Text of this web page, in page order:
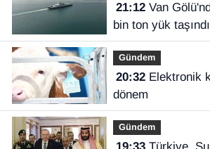
21:12Van Gölü'nde geçen yıl 530
bin ton yük taşındı
Gündem
20:32Elektronik küpede yeni
dönem
Gündem